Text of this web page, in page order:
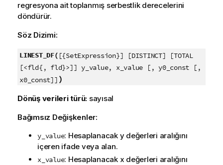
regresyona ait toplanmış serbestlik derecelerini
döndürür.
Söz Dizimi:
LINEST_DF( [{SetExpression}] [DISTINCT] [TOTAL
[<fld{, fld}>]] y_value, x_value [, y0_const [,
x0_const]] )
Dönüş verileri türü: sayısal
Bağımsız Değişkenler:
y_value: Hesaplanacak ydeğerleri aralığını
içeren ifade veya alan.
x_value: Hesaplanacak x değerleri aralığını